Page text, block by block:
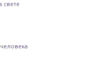
свете